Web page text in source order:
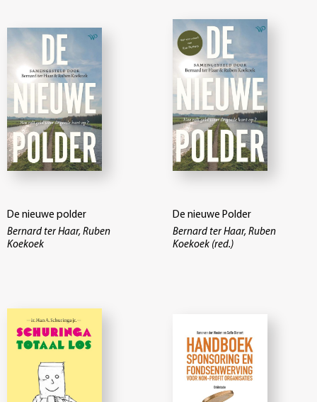
De nieuwe polder
Bernard ter Haar, Ruben
Koekoek
De nieuwe Polder
Bernard ter Haar, Ruben
Koekoek (red.)